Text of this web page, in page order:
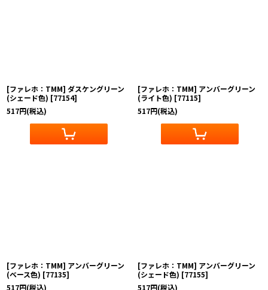
[ファレホ：TMM] ダスケングリーン
(シェード色) [77154]
517円(税込)
[ファレホ：TMM] アンバーグリーン
(ライト色) [77115]
517円(税込)
[ファレホ：TMM] アンバーグリーン
(ベース色) [77135]
517円(税込)
[ファレホ：TMM] アンバーグリーン
(シェード色) [77155]
517円(税込)